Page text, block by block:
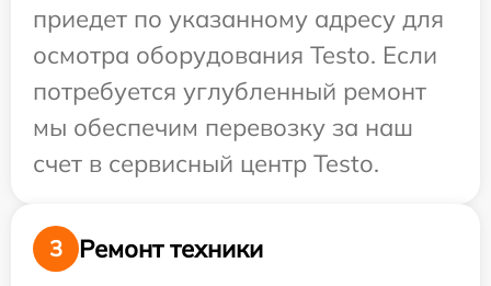
приедет по указанному адресу для
осмотра оборудования Testo. Если
потребуется углубленный ремонт
мы обеспечим перевозку за наш
счет в сервисный центр Testo.
3
Ремонт техники